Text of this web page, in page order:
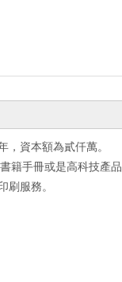
資本額為貳仟萬。
籍手冊或是高科技產品
刷服務。